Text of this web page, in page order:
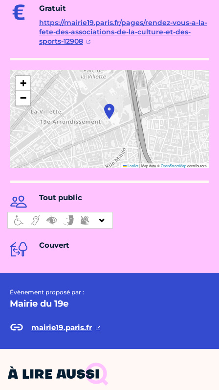
Gratuit
https://mairie19.paris.fr/pages/rendez-vous-a-la-
fete-des-associations-de-la-culture-et-des-
sports-12908
+
−
Leaflet|Map data ©OpenStreetMapcontributors
Tout public
Couvert
Évènement proposé par :
Mairie du 19e
mairie19.paris.fr
À LIRE AUSSI